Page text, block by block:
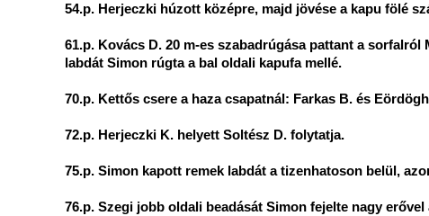
54.p. Herjeczki húzott középre, majd jövése a kapu fölé
61.p. Kovács D. 20 m-es szabadrúgása pattant a
labdát Simon rúgta a bal oldali kapufa mellé.
70.p. Kettős csere a haza csapatnál: Farkas B. és
72.p. Herjeczki K. helyett Soltész D. folytatja.
75.p. Simon kapott remek labdát a tizenhatoson belül,
76.p. Szegi jobb oldali beadását Simon fejelte nagy